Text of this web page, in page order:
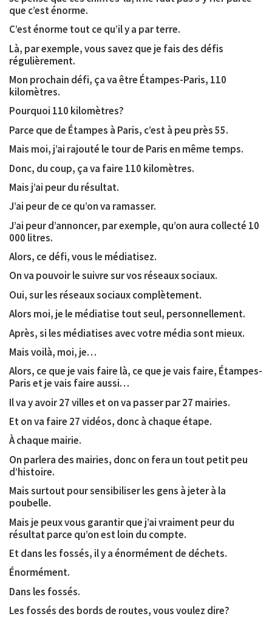
que c’est énorme.
C’est énorme tout ce qu’il y a par terre.
Là, par exemple, vous savez que je fais des défis
régulièrement.
Mon prochain défi, ça va être Étampes-Paris, 110
kilomètres.
Pourquoi 110 kilomètres?
Parce que de Étampes à Paris, c’est à peu près 55.
Mais moi, j’ai rajouté le tour de Paris en même temps.
Donc, du coup, ça va faire 110 kilomètres.
Mais j’ai peur du résultat.
J’ai peur de ce qu’on va ramasser.
J’ai peur d’annoncer, par exemple, qu’on aura collecté 10
000 litres.
Alors, ce défi, vous le médiatisez.
On va pouvoir le suivre sur vos réseaux sociaux.
Oui, sur les réseaux sociaux complètement.
Alors moi, je le médiatise tout seul, personnellement.
Après, si les médiatises avec votre média sont mieux.
Mais voilà, moi, je…
Alors, ce que je vais faire là, ce que je vais faire, Étampes-
Paris et je vais faire aussi…
Il va y avoir 27 villes et on va passer par 27 mairies.
Et on va faire 27 vidéos, donc à chaque étape.
À chaque mairie.
On parlera des mairies, donc on fera un tout petit peu
d’histoire.
Mais surtout pour sensibiliser les gens à jeter à la
poubelle.
Mais je peux vous garantir que j’ai vraiment peur du
résultat parce qu’on est loin du compte.
Et dans les fossés, il y a énormément de déchets.
Énormément.
Dans les fossés.
Les fossés des bords de routes, vous voulez dire?